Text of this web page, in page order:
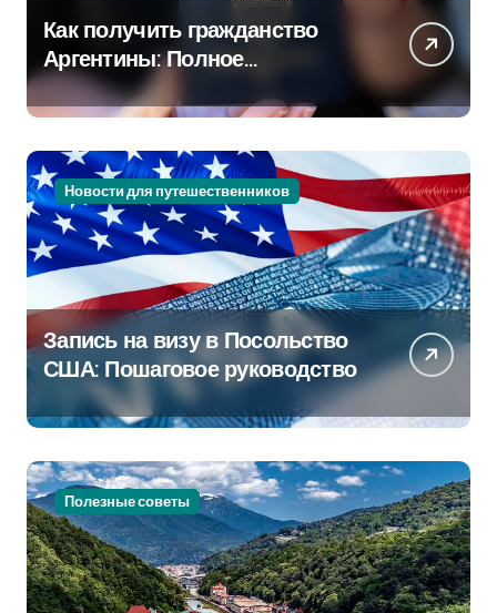
Как получить гражданство
Аргентины: Полное
руководство
Новости для путешественников
Запись на визу в Посольство
США: Пошаговое руководство
Полезные советы